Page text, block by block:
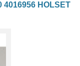
4016956 HOLSET